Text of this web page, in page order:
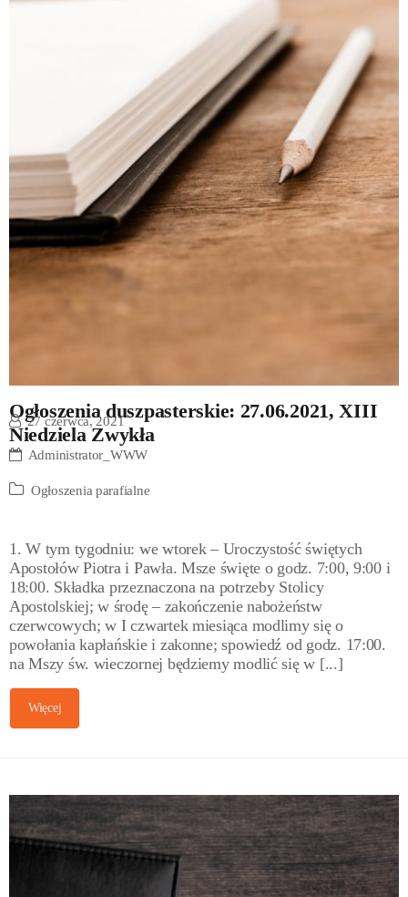
Ogłoszenia duszpasterskie: 27.06.2021, XIII
Niedziela Zwykła
27 czerwca, 2021
Administrator_WWW
Ogłoszenia parafialne
1. W tym tygodniu: we wtorek – Uroczystość świętych
Apostołów Piotra i Pawła. Msze święte o godz. 7:00, 9:00 i
18:00. Składka przeznaczona na potrzeby Stolicy
Apostolskiej; w środę – zakończenie nabożeństw
czerwcowych; w I czwartek miesiąca modlimy się o
powołania kapłańskie i zakonne; spowiedź od godz. 17:00.
na Mszy św. wieczornej będziemy modlić się w [...]
Więcej